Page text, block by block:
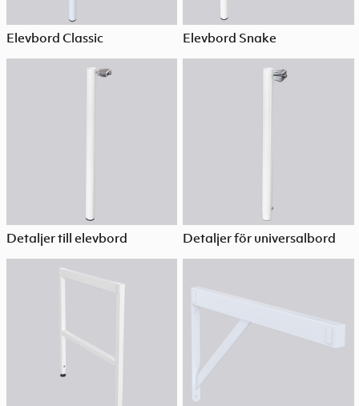
Elevbord Classic Elevbord Snake
Detaljer till elevbord Detaljer för universalbord